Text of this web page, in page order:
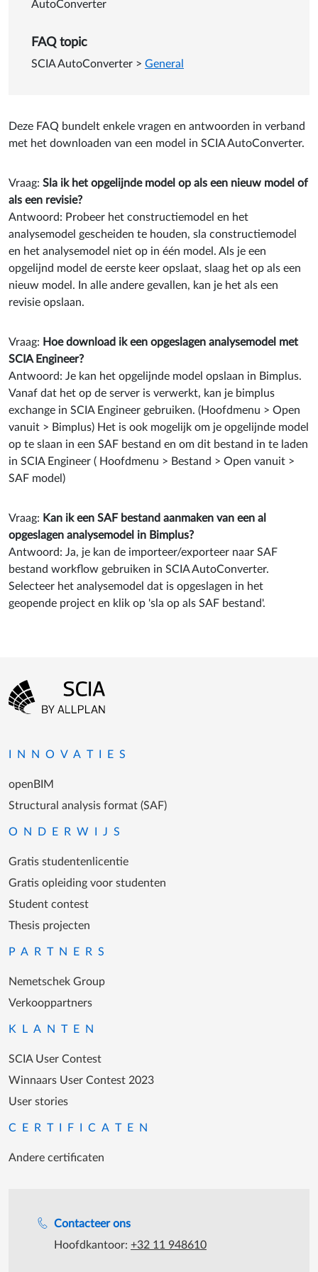
AutoConverter
FAQ topic
SCIA AutoConverter > General
Deze FAQ bundelt enkele vragen en antwoorden in verband
met het downloaden van een model in SCIA AutoConverter.
Vraag: Sla ik het opgelijnde model op als een nieuw model of
als een revisie?
Antwoord: Probeer het constructiemodel en het
analysemodel gescheiden te houden, sla constructiemodel
en het analysemodel niet op in één model. Als je een
opgelijnd model de eerste keer opslaat, slaag het op als een
nieuw model. In alle andere gevallen, kan je het als een
revisie opslaan.
Vraag: Hoe download ik een opgeslagen analysemodel met
SCIA Engineer?
Antwoord: Je kan het opgelijnde model opslaan in Bimplus.
Vanaf dat het op de server is verwerkt, kan je bimplus
exchange in SCIA Engineer gebruiken. (Hoofdmenu > Open
vanuit > Bimplus) Het is ook mogelijk om je opgelijnde model
op te slaan in een SAF bestand en om dit bestand in te laden
in SCIA Engineer ( Hoofdmenu > Bestand > Open vanuit >
SAF model)
Vraag: Kan ik een SAF bestand aanmaken van een al
opgeslagen analysemodel in Bimplus?
Antwoord: Ja, je kan de importeer/exporteer naar SAF
bestand workflow gebruiken in SCIA AutoConverter.
Selecteer het analysemodel dat is opgeslagen in het
geopende project en klik op 'sla op als SAF bestand'.
Contacteer ons
Hoofdkantoor: +32 11 948610
Footer-menu
INNOVATIES
openBIM
Structural analysis format (SAF)
ONDERWIJS
Gratis studentenlicentie
Gratis opleiding voor studenten
Student contest
Thesis projecten
PARTNERS
Nemetschek Group
Verkooppartners
KLANTEN
SCIA User Contest
Winnaars User Contest 2023
User stories
CERTIFICATEN
Andere certificaten